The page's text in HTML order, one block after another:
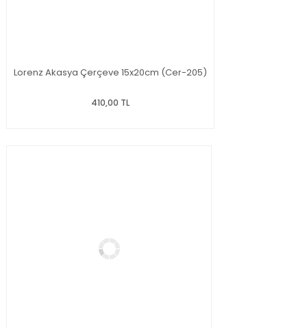
Lorenz Akasya Çerçeve 15x20cm (Cer-205)
410,00 TL